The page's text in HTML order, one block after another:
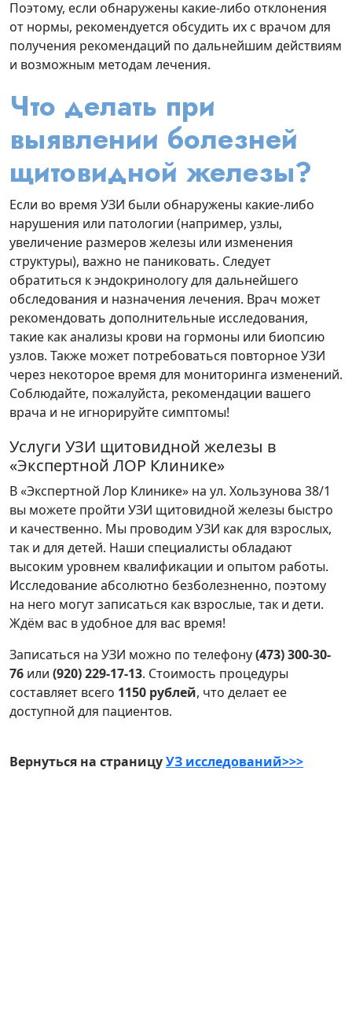
Поэтому, если обнаружены какие‑либо отклонения
от нормы, рекомендуется обсудить их с врачом для
получения рекомендаций по дальнейшим действиям
и возможным методам лечения.
Что делать при
выявлении болезней
щитовидной железы?
Если во время УЗИ были обнаружены какие-либо
нарушения или патологии (например, узлы,
увеличение размеров железы или изменения
структуры), важно не паниковать. Следует
обратиться к эндокринологу для дальнейшего
обследования и назначения лечения. Врач может
рекомендовать дополнительные исследования,
такие как анализы крови на гормоны или биопсию
узлов. Также может потребоваться повторное УЗИ
через некоторое время для мониторинга изменений.
Соблюдайте, пожалуйста, рекомендации вашего
врача и не игнорируйте симптомы!
Услуги УЗИ щитовидной железы в
«Экспертной ЛОР Клинике»
В «Экспертной Лор Клинике» на ул. Хользунова 38/1
вы можете пройти УЗИ щитовидной железы быстро
и качественно. Мы проводим УЗИ как для взрослых,
так и для детей. Наши специалисты обладают
высоким уровнем квалификации и опытом работы.
Исследование абсолютно безболезненно, поэтому
на него могут записаться как взрослые, так и дети.
Ждём вас в удобное для вас время!
Записаться на УЗИ можно по телефону(473) 300-30-
76 или (920) 229-17-13. Стоимость процедуры
составляет всего 1150 рублей, что делает ее
доступной для пациентов.
Вернуться на страницуУЗ исследований>>>